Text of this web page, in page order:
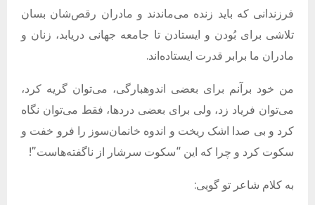
فرزندانی که باید زنده می‌ماندند و مادران رقص‌شان بسان
تلاشی برای بُودن و ایستادن تا جامعه جهانی دریابد، زنان و
مادران ما برابر قدرت ایستاده‌اند.
من خود برآنم برای بعضی اندوهبارگی، می‌توان گریه کرد،
می‌توان فریاد زد، ولی برای بعضی دردها، فقط می‌توان نگاه
کرد و بی صدا اشک ریخت و اندوه خانمان‌سوز را فرو خفت و
سکوت کرد و چرا که این “سکوت سرشار از ناگفته‌هاست”!
به کلام شاعر تو گویی: